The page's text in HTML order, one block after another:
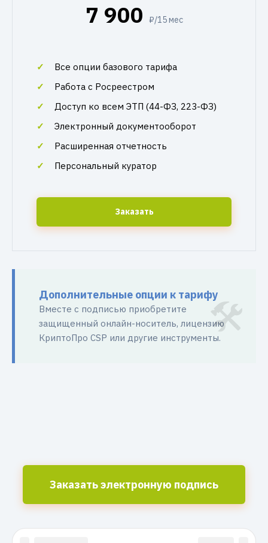
7 900 ₽/15 мес
Все опции базового тарифа
Работа с Росреестром
Доступ ко всем ЭТП (44-ФЗ, 223-ФЗ)
Электронный документооборот
Расширенная отчетность
Персональный куратор
Заказать
Дополнительные опции к тарифу
Вместе с подписью приобретите
защищенный онлайн-носитель, лицензию
КриптоПро CSP или другие инструменты.
Заказать электронную подпись